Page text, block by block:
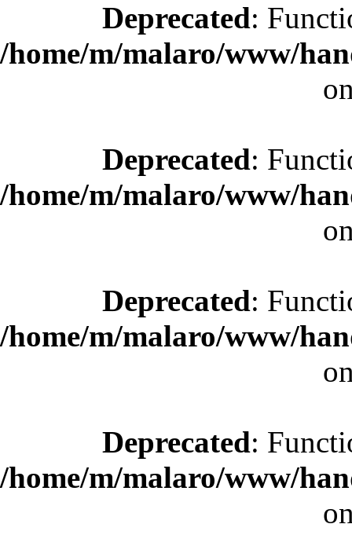
Deprecated:
/home/m/malaro/www/
Deprecated:
/home/m/malaro/www/
Deprecated:
/home/m/malaro/www/
Deprecated:
/home/m/malaro/www/